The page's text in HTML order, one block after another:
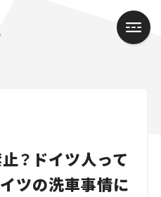
？ドイツ人って
ツの洗車事情に